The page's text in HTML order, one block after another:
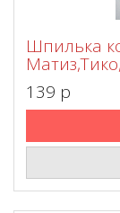
Шпилька
139 p